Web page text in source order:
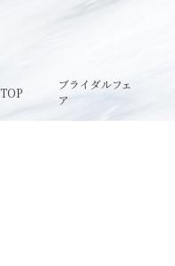
TOP
ブライダルフェ
ア